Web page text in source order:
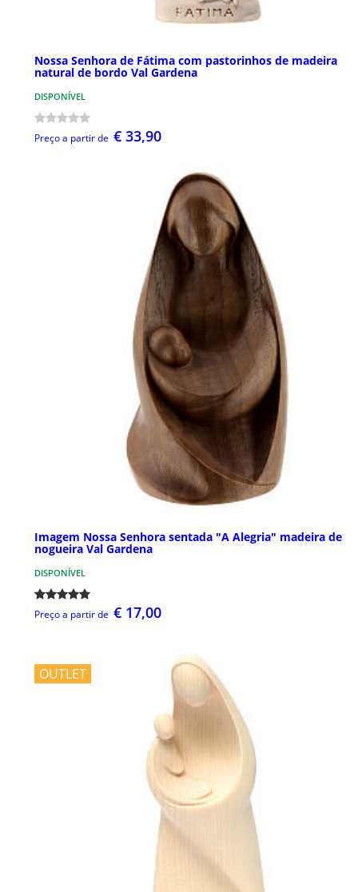
Nossa Senhora de Fátima com pastorinhos de madeira
natural de bordo Val Gardena
DISPONÍVEL
Preço a partir de € 33,90
Imagem Nossa Senhora sentada "A Alegria" madeira de
nogueira Val Gardena
DISPONÍVEL
Preço a partir de € 17,00
OUTLET